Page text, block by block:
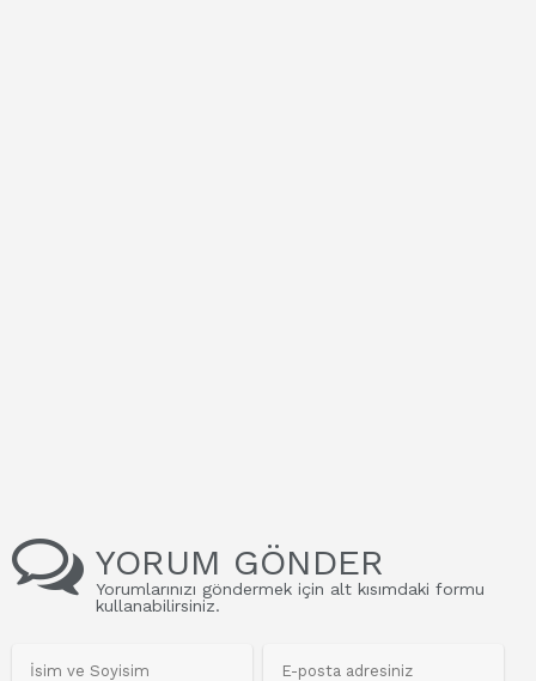
YORUM GÖNDER
Yorumlarınızı göndermek için alt kısımdaki formu
kullanabilirsiniz.